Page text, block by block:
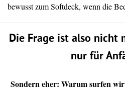
bewusst zum Softdeck, wenn die
Die Frage ist also nicht
nur für
Sondern eher: Warum surfen